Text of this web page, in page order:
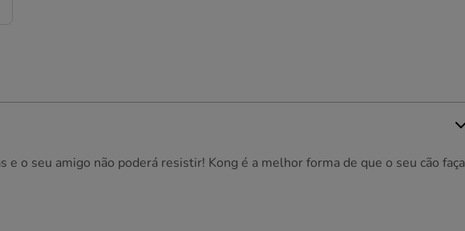
e o seu amigo não poderá resistir! Kong é a melhor forma de que o seu cão faça